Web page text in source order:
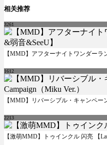
相关推荐
3261
【MMD】アフターナイトワンダーラ
1612
【MMD】リバーシブル・キャンペー
2213
【激萌MMD】トゥインクル 闪亮 【